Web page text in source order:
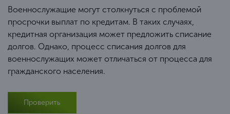
Военнослужащие могут столкнуться с проблемой
просрочки выплат по кредитам. В таких случаях,
кредитная организация может предложить списание
долгов. Однако, процесс списания долгов для
военнослужащих может отличаться от процесса для
гражданского населения.
Проверить